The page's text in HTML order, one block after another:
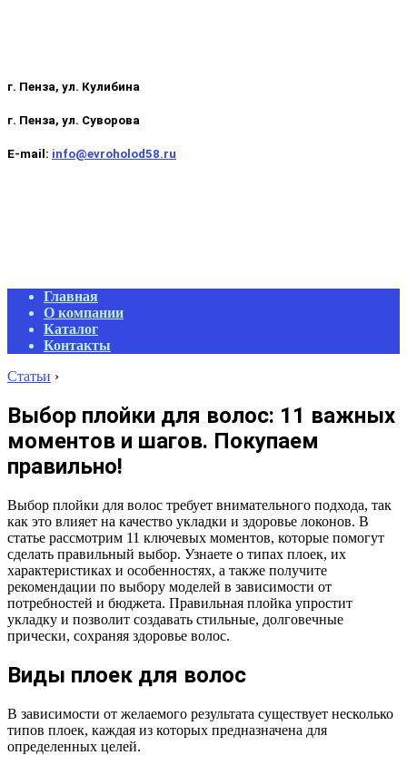
г. Пенза, ул. Кулибина
г. Пенза, ул. Суворова
E-mail: info@evroholod58.ru
Primary
Navigation
Menu
Главная
О компании
Каталог
Контакты
Статьи ›
Выбор плойки для волос: 11 важных
моментов и шагов. Покупаем
правильно!
Выбор плойки для волос требует внимательного подхода, так
как это влияет на качество укладки и здоровье локонов. В
статье рассмотрим 11 ключевых моментов, которые помогут
сделать правильный выбор. Узнаете о типах плоек, их
характеристиках и особенностях, а также получите
рекомендации по выбору моделей в зависимости от
потребностей и бюджета. Правильная плойка упростит
укладку и позволит создавать стильные, долговечные
прически, сохраняя здоровье волос.
Виды плоек для волос
В зависимости от желаемого результата существует несколько
типов плоек, каждая из которых предназначена для
определенных целей.